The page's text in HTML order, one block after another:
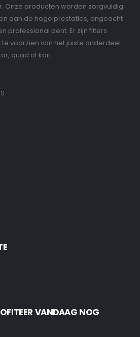
Onze producten worden zorgvuldig
aan de hoge prestaties, ongeacht
professional bent. Er zijn filters
voorzien van het juiste onderdeel
quad of kart
VANDAAG NOG